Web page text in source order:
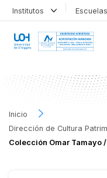
Institutos
Inicio
Dirección de Cultura
Colección Omar Tamayo